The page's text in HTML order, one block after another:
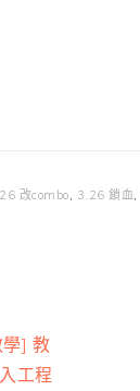
改combo, 3.26 鎖血,
學] 教
工程